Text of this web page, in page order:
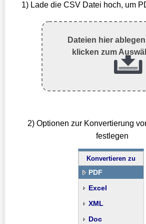
1) Lade die CSV Datei hoch, um
Dateien hier
klicken zum
2) Optionen zur Konvertierung
festlegen
Konvertieren zu
PDF
Excel
XML
Doc